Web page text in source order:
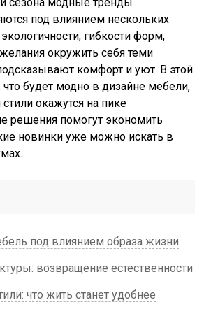
под влиянием нескольких
гибкости форм,
окружить себя теми
комфорт и уют. В этой
что будет модно в дизайне мебели,
окажутся на пике
решения помогут экономить
новинки уже можно искать в
под влиянием образа жизни
возвращение естественности
что жить станет удобнее